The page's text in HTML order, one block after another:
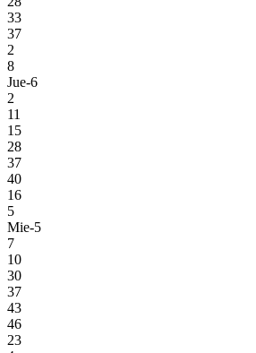
33
37
2
8
Jue-6
2
11
15
28
37
40
16
5
Mie-5
7
10
30
37
43
46
23